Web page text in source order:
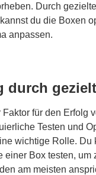
Durch
du die Boxen
anpassen.
durch
für den Erfolg
Testen und
wichtige Rolle. Du
einer Box testen, um
am meisten